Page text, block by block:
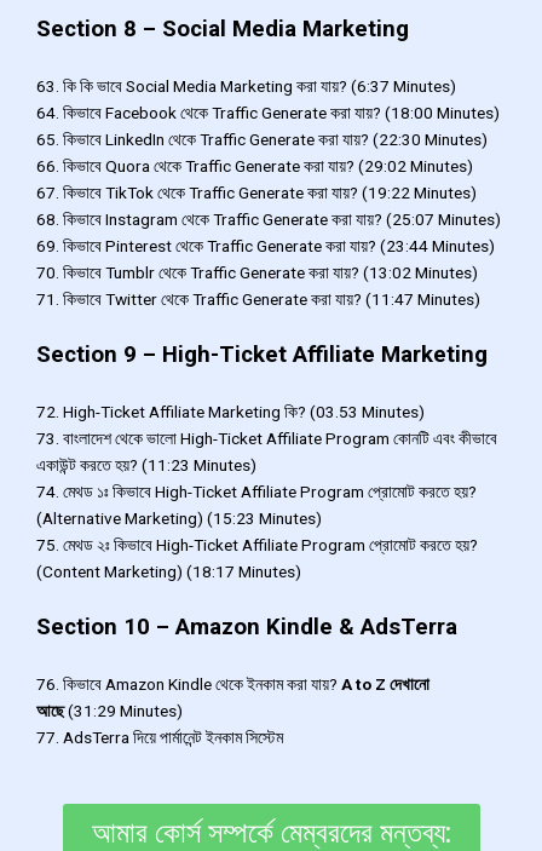
Section 8 – Social Media Marketing
63. কি কি ভাবে Social Media Marketing করা যায়? (6:37 Minutes)
64. কিভাবে Facebook থেকে Traffic Generate করা যায়? (18:00 Minutes)
65. কিভাবে LinkedIn থেকে Traffic Generate করা যায়? (22:30 Minutes)
66. কিভাবে Quora থেকে Traffic Generate করা যায়? (29:02 Minutes)
67. কিভাবে TikTok থেকে Traffic Generate করা যায়? (19:22 Minutes)
68. কিভাবে Instagram থেকে Traffic Generate করা যায়? (25:07 Minutes)
69. কিভাবে Pinterest থেকে Traffic Generate করা যায়? (23:44 Minutes)
70. কিভাবে Tumblr থেকে Traffic Generate করা যায়? (13:02 Minutes)
71. কিভাবে Twitter থেকে Traffic Generate করা যায়? (11:47 Minutes)
Section 9 – High-Ticket Affiliate Marketing
72. High-Ticket Affiliate Marketing কি? (03.53 Minutes)
73. বাংলাদেশ থেকে ভালো High-Ticket Affiliate Program কোনটি এবং কীভাবে
একাউন্ট করতে হয়? (11:23 Minutes)
74. মেথড ১ঃ কিভাবে High-Ticket Affiliate Program প্রোমোট করতে হয়?
(Alternative Marketing) (15:23 Minutes)
75. মেথড ২ঃ কিভাবে High-Ticket Affiliate Program প্রোমোট করতে হয়?
(Content Marketing) (18:17 Minutes)
Section 10 – Amazon Kindle & AdsTerra
76. কিভাবে Amazon Kindle থেকে ইনকাম করা যায়? A to Z দেখানো
আছে(31:29 Minutes)
77. AdsTerra দিয়ে পার্মানেন্ট ইনকাম সিস্টেম
আমার কোর্স সম্পর্কে মেম্বরদের মন্তব্য: